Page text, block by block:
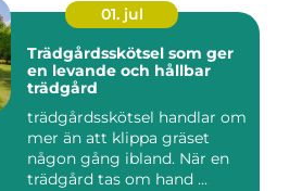
01. jul
Trädgårdsskötsel som ger
en levande och hållbar
trädgård
trädgårdsskötsel handlar om
mer än att klippa gräset
någon gång ibland. När en
trädgård tas om hand ...